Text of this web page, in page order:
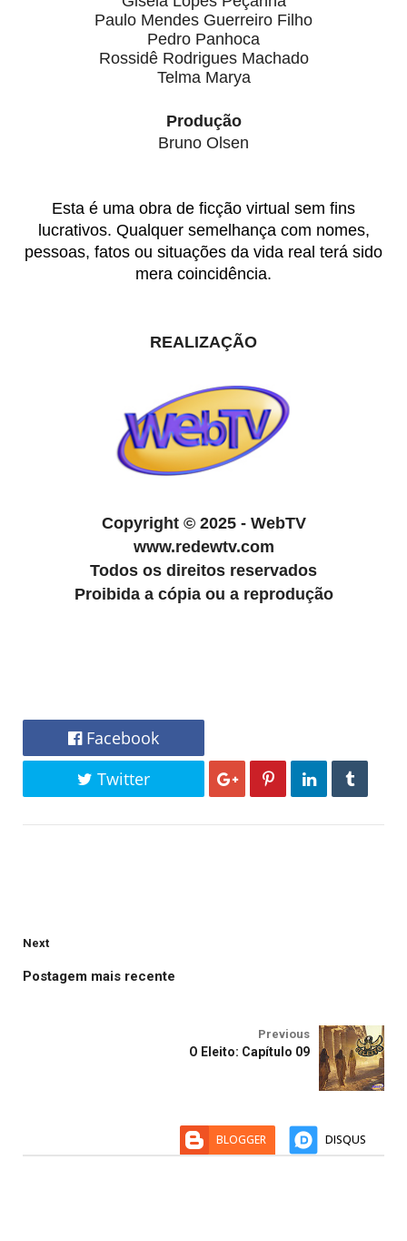
Paulo Mendes Guerreiro Filho
Pedro Panhoca
Rossidê Rodrigues Machado
Telma Marya
Produção
Bruno Olsen
Esta é uma obra de ficção virtual sem fins
lucrativos. Qualquer semelhança com nomes,
pessoas, fatos ou situações da vida real terá sido
mera coincidência.
REALIZAÇÃO
Copyright © 2025 - WebTV
www.redewtv.com
Todos os direitos reservados
Proibida a cópia ou a reprodução
Facebook
Twitter
Next
Postagem mais recente
Previous
O Eleito: Capítulo 09
BLOGGER DISQUS